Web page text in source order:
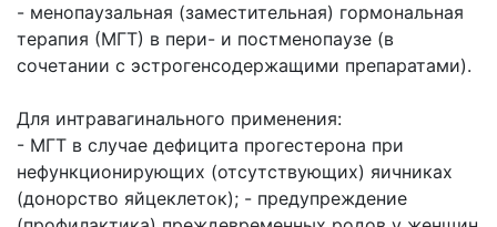
- менопаузальная (заместительная) гормональная
терапия (МГТ) в пери- и постменопаузе (в
сочетании с эстрогенсодержащими препаратами).
Для интравагинального применения:
- МГТ в случае дефицита прогестерона при
нефункционирующих (отсутствующих) яичниках
(донорство яйцеклеток); - предупреждение